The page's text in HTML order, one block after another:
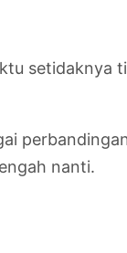
setidaknya
nanti.